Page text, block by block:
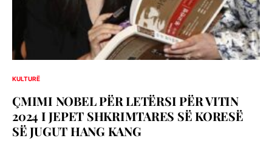
KULTURË
ÇMIMI NOBEL PËR LETËRSI PËR VITIN
2024 I JEPET SHKRIMTARES SË KORESË
SË JUGUT HANG KANG